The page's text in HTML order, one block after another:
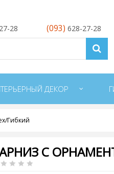
28 (093) 628-27-28
ДЕКОР
Гибкий
С